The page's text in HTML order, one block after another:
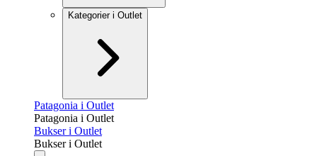
Kategorier i Outlet
Patagonia i Outlet
Patagonia i Outlet
Bukser i Outlet
Bukser i Outlet